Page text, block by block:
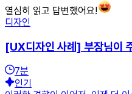
열심히 읽고 답변했어요!
디자인
[UX디자인 사례] 부장님이
7분
인기